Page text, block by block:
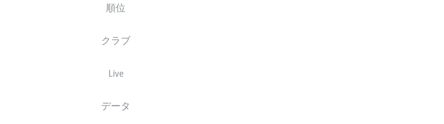
順位
クラブ
Live
データ
スターティングメンバー
スターティングメンバーは試合開始の 60分前に公開されます